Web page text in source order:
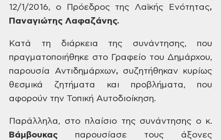
12/1/2016, οΠρόεδρος της Λαϊκής Ενότητας,
Παναγιώτης Λαφαζάνης.
Κατά τη διάρκεια της συνάντησης, που
πραγματοποιήθηκε στο Γραφείο του Δημάρχου,
παρουσία
Αντιδημάρχων, συζητήθηκαν κυρίως
θεσμικά ζητήματα και προβλήματα, που
αφορούν την Τοπική Αυτοδιοίκηση.
Παράλληλα, στο πλαίσιο της συνάντησης ο κ.
Βάμβουκας παρουσίασε τους άξονες